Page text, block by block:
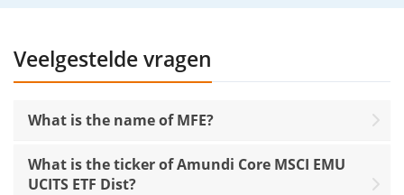
Veelgestelde vragen
What is the name of MFE?
What is the ticker of Amundi Core MSCI EMU
UCITS ETF Dist?